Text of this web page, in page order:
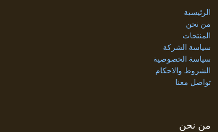
الرئيسية
من نحن
المنتجات
سياسة الشركة
سياسة الخصوصية
الشروط والاحكام
تواصل معنا
من نحن